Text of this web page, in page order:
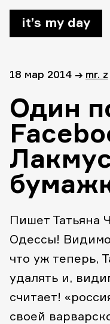
it’s my day
18 мар 2014 → mr. z
Один
Пишет Татьяна
Одессы!
что уж теперь,
удалять и,
считает!
своей